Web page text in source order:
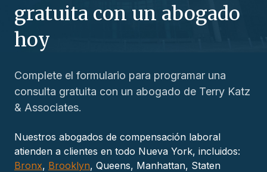
gratuita con un abogado
hoy
Complete el formulario para programar una
consulta gratuita con un abogado de Terry Katz
& Associates.
Nuestros abogados de compensación laboral
atienden a clientes en todo Nueva York, incluidos:
Bronx, Brooklyn, Queens, Manhattan, Staten